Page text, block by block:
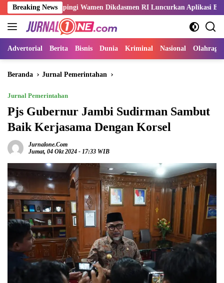
Langsung
ke
konten
Breaking NewsWamen Dikdasmen RI Luncurkan Aplikasi Bungo Pintar
Advertorial Berita Bisnis Dunia Kriminal Nasional Olahraga
Beranda Jurnal Pemerintahan
Jurnal Pemerintahan
Pjs Gubernur Jambi Sudirman Sambut
Baik Kerjasama Dengan Korsel
Jurnalone.com
Jumat, 04 Okt 2024 - 17:33 WIB